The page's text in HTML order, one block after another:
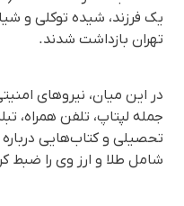
یک فرزند، شیده توکلی و
تهران بازداشت شدند.
در این میان، نیروهای
جمله لپتاپ، تلفن همراه،
تحصیلی و کتاب‌هایی
شامل طلا و ارز وی را ضبط